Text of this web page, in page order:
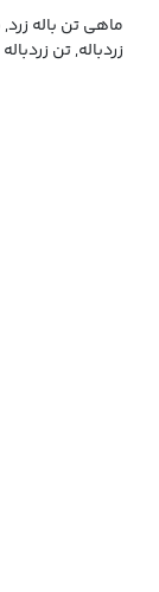
ماهی تن باله
زردباله, تن زردباله